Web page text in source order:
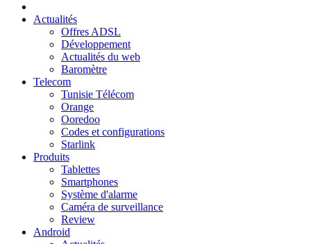
Actualités
Offres ADSL
Développement
Actualités du web
Baromètre
Telecom
Tunisie Télécom
Orange
Ooredoo
Codes et configurations
Starlink
Produits
Tablettes
Smartphones
Système d'alarme
Caméra de surveillance
Review
Android